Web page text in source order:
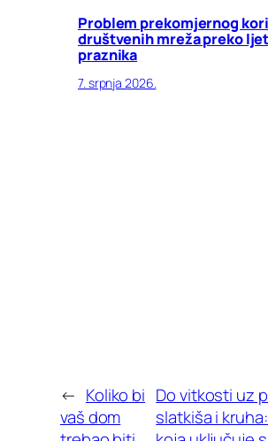
Problem prekomjernog
društvenih mreža preko
praznika
7. srpnja 2026.
← Koliko bi
vaš dom
Do vitkosti uz
slatkiša i